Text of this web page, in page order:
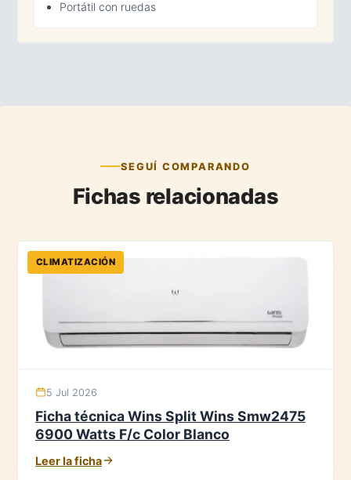
Portátil con ruedas
SEGUÍ COMPARANDO
Fichas relacionadas
CLIMATIZACIÓN
5 Jul 2026
Ficha técnica Wins Split Wins Smw2475
6900 Watts F/c Color Blanco
Leer la ficha